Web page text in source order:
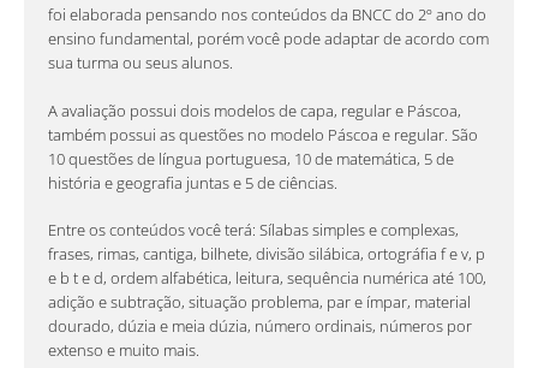
foi elaborada pensando nos conteúdos da BNCC do 2º ano do
ensino fundamental, porém você pode adaptar de acordo com
sua turma ou seus alunos.
A avaliação possui dois modelos de capa, regular e Páscoa,
também possui as questões no modelo Páscoa e regular. São
10 questões de língua portuguesa, 10 de matemática, 5 de
história e geografia juntas e 5 de ciências.
Entre os conteúdos você terá: Sílabas simples e complexas,
frases, rimas, cantiga, bilhete, divisão silábica, ortográfia f e v, p
e b t e d, ordem alfabética, leitura, sequência numérica até 100,
adição e subtração, situação problema, par e ímpar, material
dourado, dúzia e meia dúzia, número ordinais, números por
extenso e muito mais.